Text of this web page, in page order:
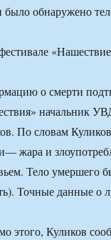
было обнаружено
о смерти
начальник
По словам
жара и
Тело умершего
Точные данные о
этого, Куликов